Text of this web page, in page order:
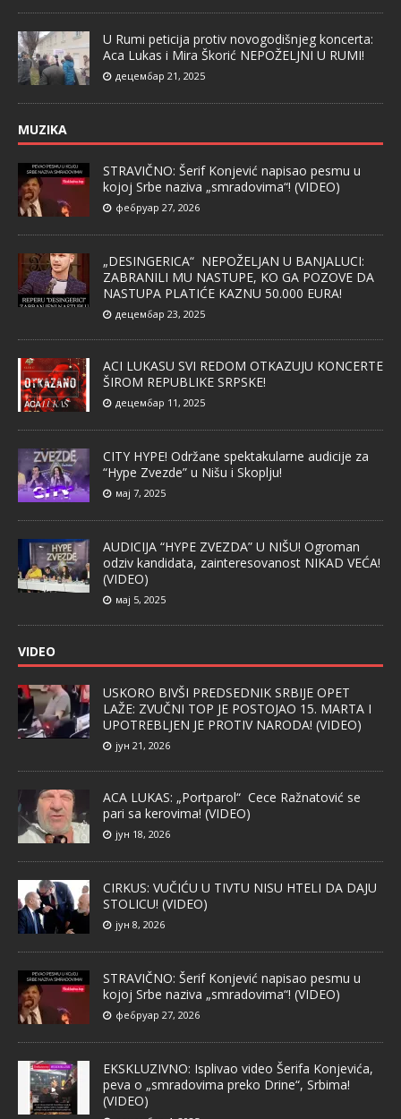
U Rumi peticija protiv novogodišnjeg koncerta:
Aca Lukas i Mira Škorić NEPOŽELJNI U RUMI!
децембар 21, 2025
MUZIKA
STRAVIČNO: Šerif Konjević napisao pesmu u
kojoj Srbe naziva „smradovima“! (VIDEO)
фебруар 27, 2026
„DESINGERICA“ NEPOŽELJAN U BANJALUCI:
ZABRANILI MU NASTUPE, KO GA POZOVE DA
NASTUPA PLATIĆE KAZNU 50.000 EURA!
децембар 23, 2025
ACI LUKASU SVI REDOM OTKAZUJU KONCERTE
ŠIROM REPUBLIKE SRPSKE!
децембар 11, 2025
CITY HYPE! Održane spektakularne audicije za
“Hype Zvezde” u Nišu i Skoplju!
мај 7, 2025
AUDICIJA “HYPE ZVEZDA” U NIŠU! Ogroman
odziv kandidata, zainteresovanost NIKAD VEĆA!
(VIDEO)
мај 5, 2025
VIDEO
USKORO BIVŠI PREDSEDNIK SRBIJE OPET
LAŽE: ZVUČNI TOP JE POSTOJAO 15. MARTA I
UPOTREBLJEN JE PROTIV NARODA! (VIDEO)
јун 21, 2026
ACA LUKAS: „Portparol“ Cece Ražnatović se
pari sa kerovima! (VIDEO)
јун 18, 2026
CIRKUS: VUČIĆU U TIVTU NISU HTELI DA DAJU
STOLICU! (VIDEO)
јун 8, 2026
STRAVIČNO: Šerif Konjević napisao pesmu u
kojoj Srbe naziva „smradovima“! (VIDEO)
фебруар 27, 2026
EKSKLUZIVNO: Isplivao video Šerifa Konjevića,
peva o „smradovima preko Drine“, Srbima!
(VIDEO)